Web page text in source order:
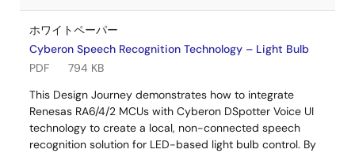
ホワイトペーパー
Cyberon Speech Recognition Technology – Light Bulb
PDF
794 KB
This Design Journey demonstrates how to integrate
Renesas RA6/4/2 MCUs with Cyberon DSpotter Voice UI
technology to create a local, non-connected speech
recognition solution for LED-based light bulb control. By